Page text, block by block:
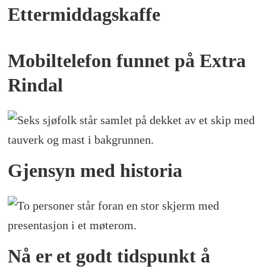
Ettermiddagskaffe
Mobiltelefon funnet på Extra
Rindal
Gjensyn med historia
Nå er et godt tidspunkt å